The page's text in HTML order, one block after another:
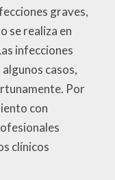
graves,
se realiza en
infecciones
casos,
Por
con
clínicos